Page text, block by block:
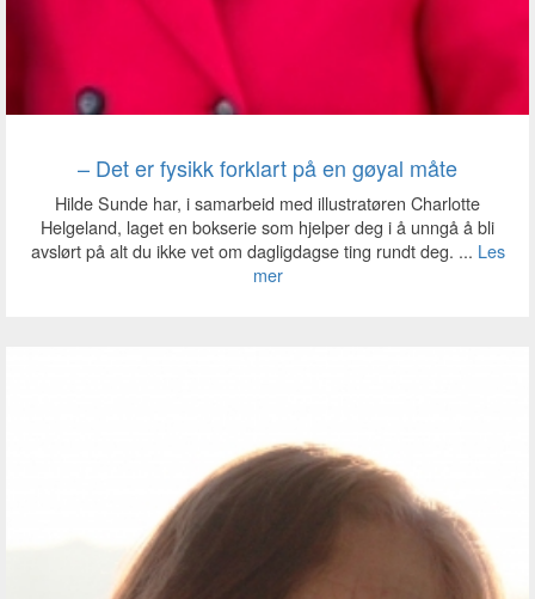
– Det er fysikk forklart på en gøyal måte
Hilde Sunde har, i samarbeid med illustratøren Charlotte
Helgeland, laget en bokserie som hjelper deg i å unngå å bli
avslørt på alt du ikke vet om dagligdagse ting rundt deg. ... Les
mer